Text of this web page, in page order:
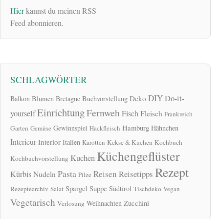
Hierkannst du meinen RSS-
Feed abonnieren.
SCHLAGWÖRTER
Balkon Blumen Bretagne Buchvorstellung Deko DIYDo-it-
yourselfEinrichtungFernwehFischFleisch Frankreich
Garten Gemüse Gewinnspiel Hackfleisch Hamburg Hähnchen
Interieur Interior Italien Karotten Kekse & Kuchen Kochbuch
Kochbuchvorstellung Kuchen Küchengeflüster
KürbisNudeln Pasta Pilze Reisen Reisetipps Rezept
Rezeptearchiv Salat Spargel Suppe Südtirol Tischdeko Vegan
Vegetarisch Verlosung Weihnachten Zucchini